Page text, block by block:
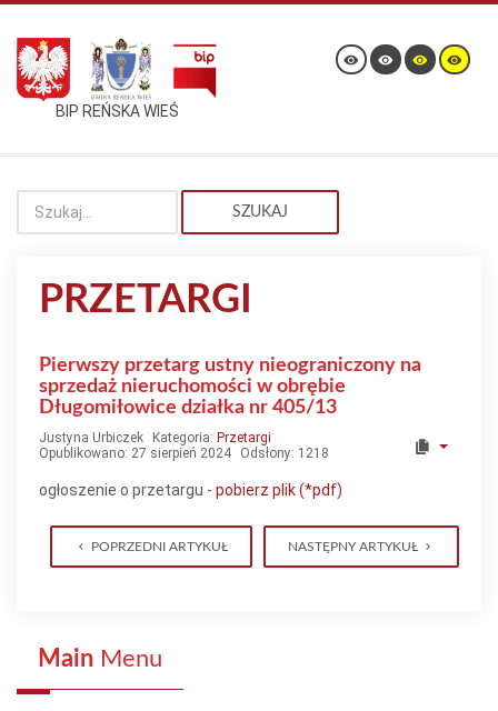
BIP REŃSKA WIEŚ
SZUKAJ
PRZETARGI
Pierwszy przetarg ustny nieograniczony na
sprzedaż nieruchomości w obrębie
Długomiłowice działka nr 405/13
Justyna Urbiczek Kategoria: Przetargi
Opublikowano: 27 sierpień 2024
Odsłony: 1218
ogłoszenie o przetargu - pobierz plik (*pdf)
POPRZEDNI ARTYKUŁ NASTĘPNY ARTYKUŁ
Main Menu